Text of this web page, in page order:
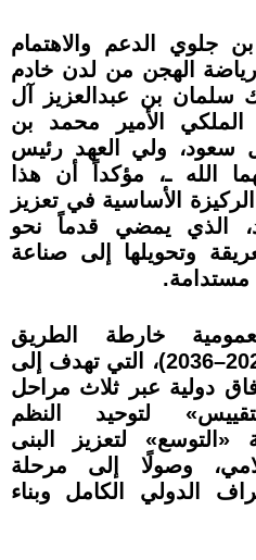
جلوي الدعم والاهتمام
رياضة الهجن من لدن خادم
سلمان بن عبدالعزيز آل
الأمير محمد بن
سعود، ولي العهد رئيس
الله ـ، مؤكداً أن هذا
الأساسية في تعزيز
الذي يمضي قدماً نحو
وتحويلها إلى صناعة
مستدامة.
خارطة الطريق
الاستراتيجية العشرية (2026–2036)، التي تهدف إلى
دولية عبر ثلاث مراحل
لتوحيد النظم
«التوسع» لتعزيز البنى
وصولًا إلى مرحلة
الدولي الكامل وبناء